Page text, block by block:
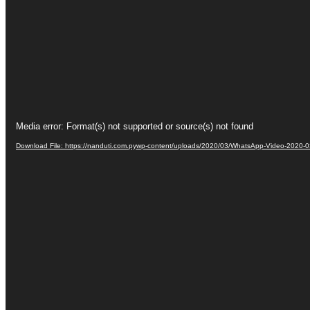
Player
Media error: Format(s) not supported or source(s) not found
Download File: https://nanduti.com.pywp-content/uploads/2020/03/WhatsApp-Video-2020-